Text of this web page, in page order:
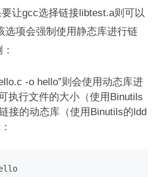
让gcc选择链接libtest.a则可以
选项会强制使用静态库进行链
-o hello”则会使用动态库进
执行文件的大小（使用Binutils
接的动态库（使用Binutils的ldd